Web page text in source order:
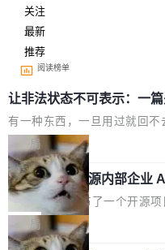
关注
最新
推荐
阅读榜单
让非法状态不可表示：一
的帖子在 Reddit 火了
有一种东西，一旦用过就回不
eev 管它叫"软件设计的基石"
鲜——代数数据类型（ADT）
（sum type）。但他说清楚了
型系统的学术体操，是日常编
章从一个简单的例子切入。一
设置，如果用布尔值 + 可空
局
Cloudflare 开源内部企业
dflare OS
Cloudflare 发布了一个开源
S。如果你只看官方博客，你
个"AI 知识库 + 聊天机器人
局